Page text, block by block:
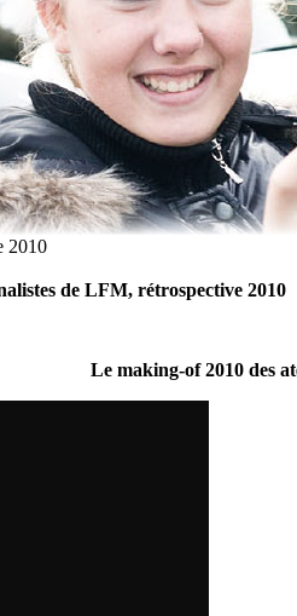
2010
de LFM, rétrospective 2010
Le making-of 2010 des